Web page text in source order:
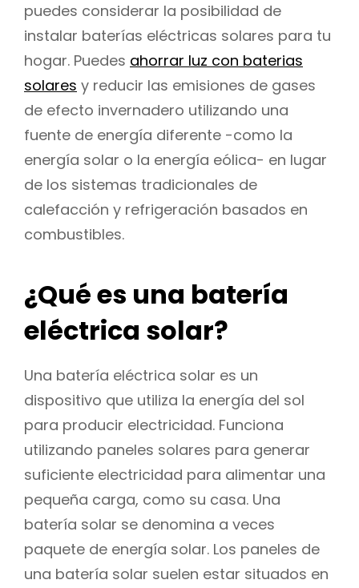
puedes considerar la posibilidad de
instalar baterías eléctricas solares para tu
hogar. Puedes ahorrar luz con baterias
solares y reducir las emisiones de gases
de efecto invernadero utilizando una
fuente de energía diferente -como la
energía solar o la energía eólica- en lugar
de los sistemas tradicionales de
calefacción y refrigeración basados en
combustibles.
¿Qué es una batería
eléctrica solar?
Una batería eléctrica solar es un
dispositivo que utiliza la energía del sol
para producir electricidad. Funciona
utilizando paneles solares para generar
suficiente electricidad para alimentar una
pequeña carga, como su casa. Una
batería solar se denomina a veces
paquete de energía solar. Los paneles de
una batería solar suelen estar situados en